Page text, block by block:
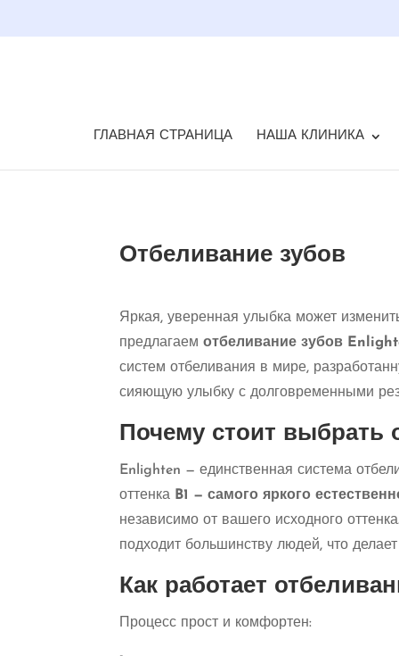
ГЛАВНАЯ СТРАНИЦА НАША КЛИНИКА
Отбеливание зубов
Яркая, уверенная улыбка может
предлагаемотбеливание зубов
систем отбеливания в мире,
сияющую улыбку с долговременными
Почему стоит выбрать
Enlighten — единственная система
оттенка B1 — самого яркого
независимо от вашего исходного
подходит большинству людей, что
Как работает
Процесс прост и комфортен: